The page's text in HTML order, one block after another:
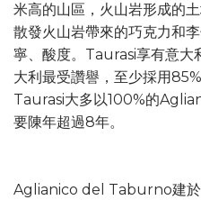
米高的山區，火山岩形成的
散發火山岩帶來的巧克力和
寧、酸度。Taurasi享有意
大利最受讚譽，至少採用
Taurasi大多以100%的
要陳年超過8年。
Aglianico del Taburno建於